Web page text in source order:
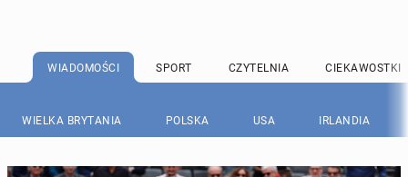
WIADOMOŚCI SPORT CZYTELNIA CIEKAWOSTKI
WIELKA BRYTANIA POLSKA USA IRLANDIA